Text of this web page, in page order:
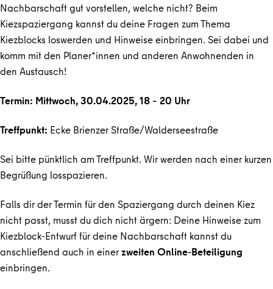
Nachbarschaft gut vorstellen, welche nicht? Beim
Kiezspaziergang kannst du deine Fragen zum Thema
Kiezblocks loswerden und Hinweise einbringen. Sei dabei und
komm mit den Planer*innen und anderen Anwohnenden in
den Austausch!
Termin: Mittwoch, 30.04.2025, 18 – 20 Uhr
Treffpunkt: Ecke Brienzer Straße/Walderseestraße
Sei bitte pünktlich am Treffpunkt. Wir werden nach einer kurzen
Begrüßung losspazieren.
Falls dir der Termin für den Spaziergang durch deinen Kiez
nicht passt, musst du dich nicht ärgern: Deine Hinweise zum
Kiezblock-Entwurf für deine Nachbarschaft kannst du
anschließend auch in einerzweiten Online-Beteiligung
einbringen.